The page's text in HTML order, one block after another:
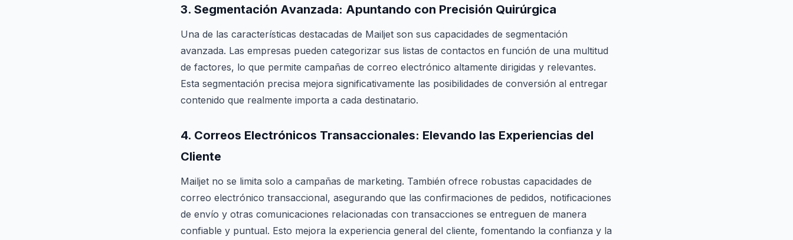
3. Segmentación Avanzada: Apuntando con Precisión Quirúrgica
Una de las características destacadas de Mailjet son sus capacidades de segmentación
avanzada. Las empresas pueden categorizar sus listas de contactos en función de una multitud
de factores, lo que permite campañas de correo electrónico altamente dirigidas y relevantes.
Esta segmentación precisa mejora significativamente las posibilidades de conversión al entregar
contenido que realmente importa a cada destinatario.
4. Correos Electrónicos Transaccionales: Elevando las Experiencias del
Cliente
Mailjet no se limita solo a campañas de marketing. También ofrece robustas capacidades de
correo electrónico transaccional, asegurando que las confirmaciones de pedidos, notificaciones
de envío y otras comunicaciones relacionadas con transacciones se entreguen de manera
confiable y puntual. Esto mejora la experiencia general del cliente, fomentando la confianza y la